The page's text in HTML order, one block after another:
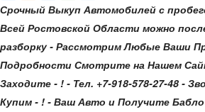
Срочный Выкуп Автомобилей с
Всей Ростовской Области можно
разборку - Рассмотрим Любые Ваши
Подробности Смотрите на Нашем
Заходите - ! - Тел. +7-918-578-27-48 -
Купим - ! - Ваш Авто и Получите